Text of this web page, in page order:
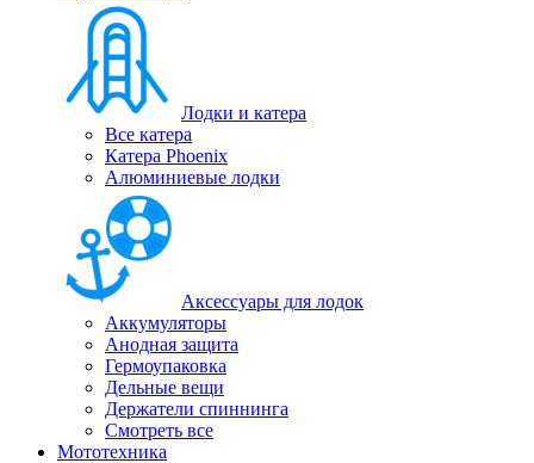
Лодки и катера
Все катера
Катера Phoenix
Алюминиевые лодки
Аксессуары для лодок
Аккумуляторы
Анодная защита
Гермоупаковка
Дельные вещи
Держатели спиннинга
Смотреть все
Мототехника